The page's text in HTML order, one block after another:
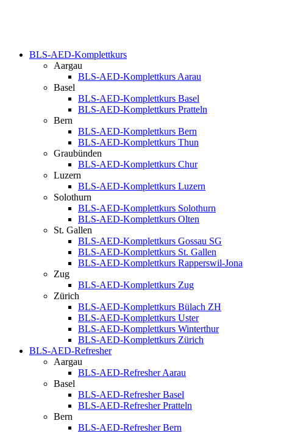
BLS-AED-Komplettkurs
Aargau
BLS-AED-Komplettkurs Aarau
Basel
BLS-AED-Komplettkurs Basel
BLS-AED-Komplettkurs Pratteln
Bern
BLS-AED-Komplettkurs Bern
BLS-AED-Komplettkurs Thun
Graubünden
BLS-AED-Komplettkurs Chur
Luzern
BLS-AED-Komplettkurs Luzern
Solothurn
BLS-AED-Komplettkurs Solothurn
BLS-AED-Komplettkurs Olten
St. Gallen
BLS-AED-Komplettkurs Gossau SG
BLS-AED-Komplettkurs St. Gallen
BLS-AED-Komplettkurs Rapperswil-Jona
Zug
BLS-AED-Komplettkurs Zug
Zürich
BLS-AED-Komplettkurs Bülach ZH
BLS-AED-Komplettkurs Uster
BLS-AED-Komplettkurs Winterthur
BLS-AED-Komplettkurs Zürich
BLS-AED-Refresher
Aargau
BLS-AED-Refresher Aarau
Basel
BLS-AED-Refresher Basel
BLS-AED-Refresher Pratteln
Bern
BLS-AED-Refresher Bern